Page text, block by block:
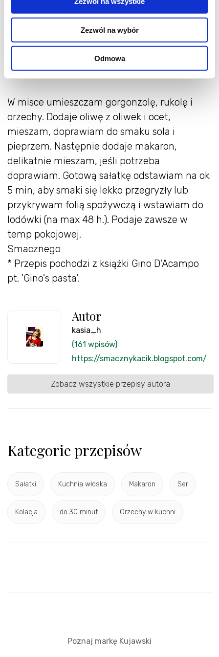
Zezwól na wybór
Odmowa
50 g orzechów włoskich (u mnie
pekanów)
2 łyżki octu balsamicznego
W misce umieszczam gorgonzolę, rukolę i
orzechy. Dodaje oliwę z oliwek i ocet,
mieszam, doprawiam do smaku sola i
pieprzem. Następnie dodaje makaron,
delikatnie mieszam, jeśli potrzeba
doprawiam. Gotową sałatkę odstawiam na ok
5 min, aby smaki się lekko przegryzły lub
przykrywam folią spożywczą i wstawiam do
lodówki (na max 48 h.). Podaje zawsze w
temp pokojowej.
Smacznego
* Przepis pochodzi z książki Gino D'Acampo
pt. 'Gino's pasta'.
Autor
kasia_h
(161 wpisów)
https://smacznykacik.blogspot.com/
Zobacz wszystkie przepisy autora
Kategorie przepisów
Sałatki Kuchnia włoska Makaron Ser
Kolacja do 30 minut Orzechy w kuchni
Poznaj markę Kujawski